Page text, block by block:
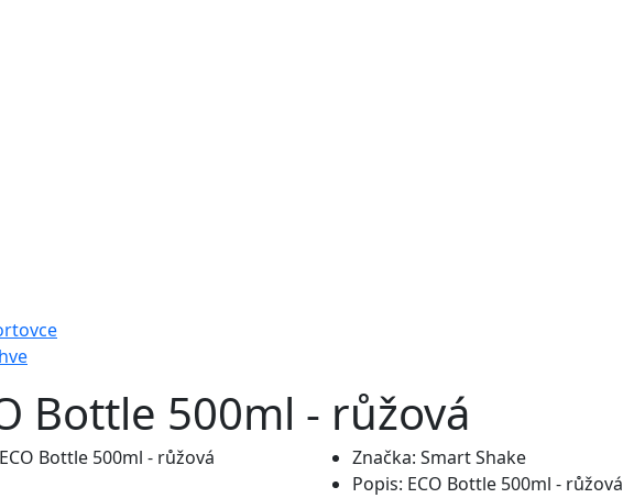
Bottle 500ml - růžová
Značka: Smart Shake
Popis: ECO Bottle 500ml - růžová